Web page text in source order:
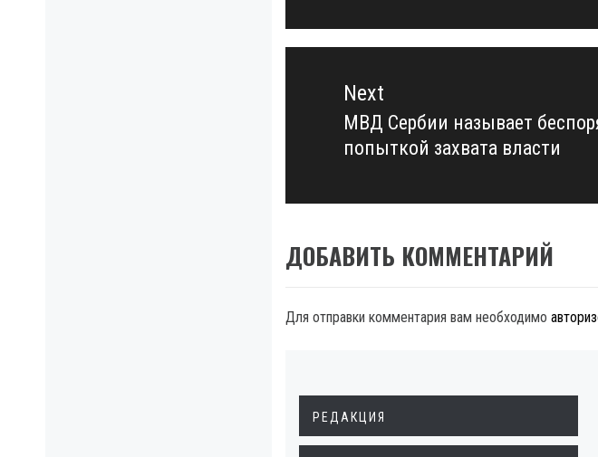
Next
Next
post:
МВД Сербии называет
попыткой захвата власти
ДОБАВИТЬ КОММЕНТАРИЙ
Для отправки комментария вам необходимо
РЕДАКЦИЯ